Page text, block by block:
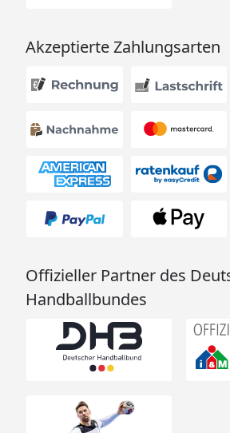
Akzeptierte Zahlungsarten
Offizieller Partner des
Handballbundes